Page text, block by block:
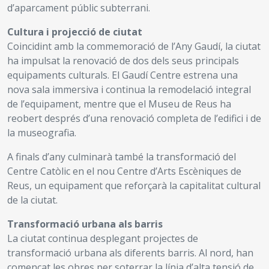
d’aparcament públic subterrani.
Cultura i projecció de ciutat
Coincidint amb la commemoració de l’Any Gaudí, la ciutat
ha impulsat la renovació de dos dels seus principals
equipaments culturals. El Gaudí Centre estrena una
nova sala immersiva i continua la remodelació integral
de l’equipament, mentre que el Museu de Reus ha
reobert després d’una renovació completa de l’edifici i de
la museografia.
A finals d’any culminarà també la transformació del
Centre Catòlic en el nou Centre d’Arts Escèniques de
Reus, un equipament que reforçarà la capitalitat cultural
de la ciutat.
Transformació urbana als barris
La ciutat continua desplegant projectes de
transformació urbana als diferents barris. Al nord, han